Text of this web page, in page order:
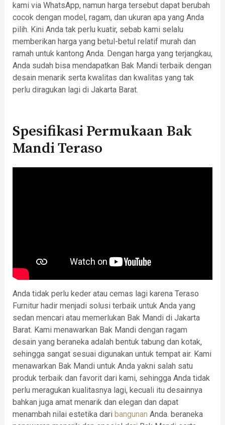
kami via WhatsApp, namun harga tersebut dapat berubah
cocok dengan model, ragam, dan ukuran apa yang Anda
pilih. Kini Anda tak perlu kuatir, sebab kami selalu
memberikan harga yang betul-betul relatif murah dan
ramah untuk kantong Anda. Dengan harga yang terjangkau,
Anda sudah bisa mendapatkan Bak Mandi terbaik dengan
desain menarik serta kwalitas dan kwalitas yang tak
perlu diragukan lagi di Jakarta Barat.
Spesifikasi Permukaan Bak
Mandi Teraso
Anda tidak perlu keder atau cemas lagi karena Teraso
Furnitur hadir menjadi solusi terbaik untuk Anda yang
sedan mencari atau memerlukan Bak Mandi di Jakarta
Barat. Kami menawarkan Bak Mandi dengan ragam
desain yang beraneka adalah bentuk tabung dan kotak,
sehingga sangat sesuai digunakan untuk tempat air. Kami
menawarkan Bak Mandi untuk Anda yakni salah satu
produk terbaik dan favorit dari kami, sehingga Anda tidak
perlu meragukan kualitasnya lagi, kecuali itu desainnya
bahkan juga amat menarik dan elegan dan dapat
menambah nilai estetika dari bangunan Anda. beraneka